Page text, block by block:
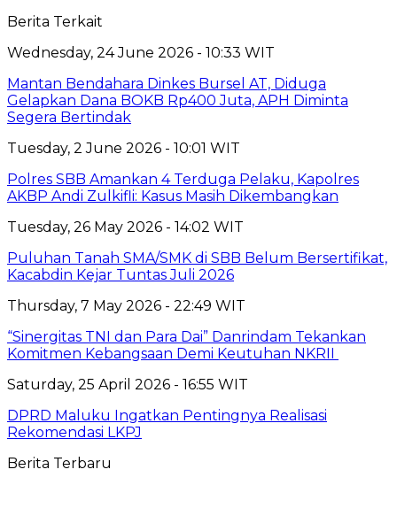
Berita Terkait
Wednesday, 24 June 2026 - 10:33 WIT
Mantan Bendahara Dinkes Bursel AT, Diduga
Gelapkan Dana BOKB Rp400 Juta, APH Diminta
Segera Bertindak
Tuesday, 2 June 2026 - 10:01 WIT
Polres SBB Amankan 4 Terduga Pelaku, Kapolres
AKBP Andi Zulkifli: Kasus Masih Dikembangkan
Tuesday, 26 May 2026 - 14:02 WIT
Puluhan Tanah SMA/SMK di SBB Belum Bersertifikat,
Kacabdin Kejar Tuntas Juli 2026
Thursday, 7 May 2026 - 22:49 WIT
“Sinergitas TNI dan Para Dai” Danrindam Tekankan
Komitmen Kebangsaan Demi Keutuhan NKRII ‎
Saturday, 25 April 2026 - 16:55 WIT
DPRD Maluku Ingatkan Pentingnya Realisasi
Rekomendasi LKPJ
Berita Terbaru